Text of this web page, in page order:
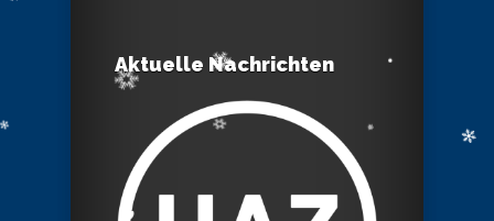
Aktuelle Nachrichten